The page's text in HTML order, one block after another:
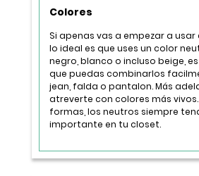
Colores
Si apenas vas a empezar a usar
lo ideal es que uses un color
negro, blanco o incluso beige,
que puedas combinarlos
jean, falda o pantalon. Más
atreverte con colores más
formas, los neutros siempre
importante en tu closet.